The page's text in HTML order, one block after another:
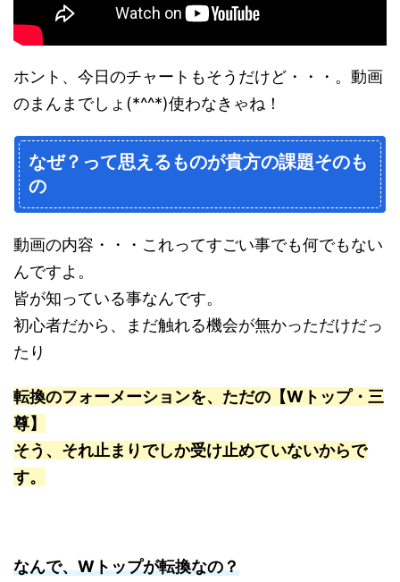
ホント、今日のチャートもそうだけど・・・。動画
のまんまでしょ(*^^*)使わなきゃね！
なぜ？って思えるものが貴方の課題そのも
の
動画の内容・・・これってすごい事でも何でもない
んですよ。
皆が知っている事なんです。
初心者だから、まだ触れる機会が無かっただけだっ
たり
転換のフォーメーションを、ただの【Wトップ・三
尊】
そう、それ止まりでしか受け止めていないからで
す。
なんで、Wトップが転換なの？